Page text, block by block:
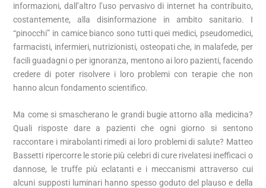
informazioni, dall’altro l’uso pervasivo di internet ha contribuito,
costantemente, alla disinformazione in ambito sanitario. I
“pinocchi” in camice bianco sono tutti quei medici, pseudomedici,
farmacisti, infermieri, nutrizionisti, osteopati che, in malafede, per
facili guadagni o per ignoranza, mentono ai loro pazienti, facendo
credere di poter risolvere i loro problemi con terapie che non
hanno alcun fondamento scientifico.
Ma come si smascherano le grandi bugie attorno alla medicina?
Quali risposte dare a pazienti che ogni giorno si sentono
raccontare i mirabolanti rimedi ai loro problemi di salute? Matteo
Bassetti ripercorre le storie più celebri di cure rivelatesi inefficaci o
dannose, le truffe più eclatanti e i meccanismi attraverso cui
alcuni supposti luminari hanno spesso goduto del plauso e della